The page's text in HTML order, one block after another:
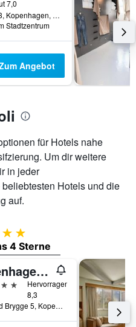
7,0
Nyhavn 63, Kopenhagen, Hovedstaden (Hauptstadtregion), Dänemark
Stadtzentrum
Angebot
für Hotels nahe
Um dir weitere
in jeder
Hotels und die
auf.
4 Sterne
4 Sterne
Copenhagen Marriott Hotel
Hervorragend
8,3
Kalvebod Brygge 5, Kopenhagen, Hovedstaden (Hauptstadtregion), Dänemark